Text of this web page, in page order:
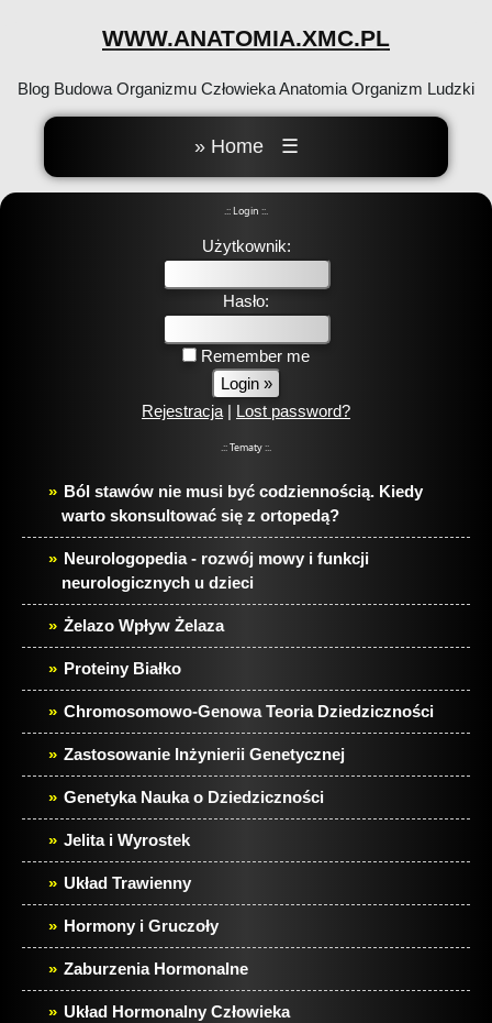
WWW.ANATOMIA.XMC.PL
Blog Budowa Organizmu Człowieka Anatomia Organizm Ludzki
» Home ☰
.:: Login ::.
Użytkownik:
Hasło:
Remember me
Rejestracja | Lost password?
.:: Tematy ::.
Ból stawów nie musi być codziennością. Kiedy
warto skonsultować się z ortopedą?
Neurologopedia - rozwój mowy i funkcji
neurologicznych u dzieci
Żelazo Wpływ Żelaza
Proteiny Białko
Chromosomowo-Genowa Teoria Dziedziczności
Zastosowanie Inżynierii Genetycznej
Genetyka Nauka o Dziedziczności
Jelita i Wyrostek
Układ Trawienny
Hormony i Gruczoły
Zaburzenia Hormonalne
Układ Hormonalny Człowieka